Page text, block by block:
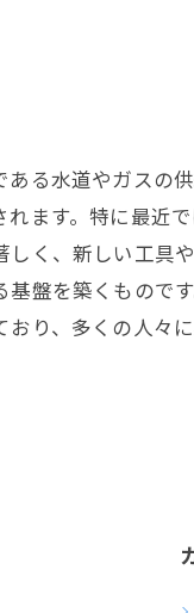
る水道やガスの
ます。特に最近
く、新しい工具
盤を築くもので
り、多くの人々